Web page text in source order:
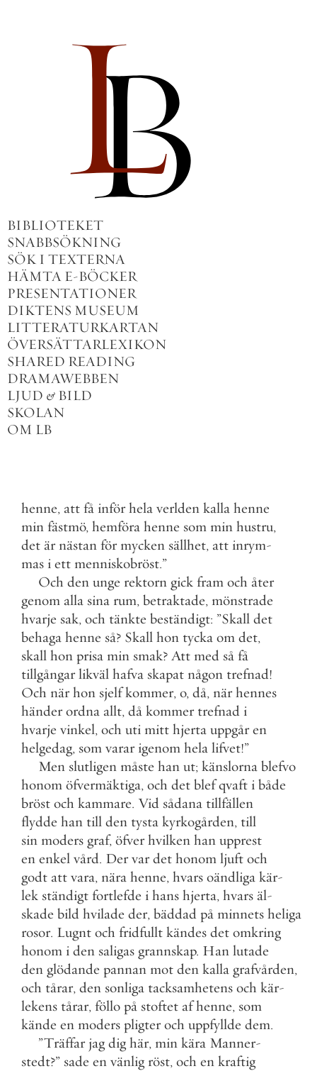
BIBLIOTEKET
SNABBSÖKNING
SÖK I TEXTERNA
HÄMTA E-BÖCKER
PRESENTATIONER
DIKTENS MUSEUM
LITTERATURKARTAN
ÖVERSÄTTARLEXIKON
SHARED READING
DRAMAWEBBEN
LJUD & BILD
SKOLAN
OM LB
henne, att få inför hela verlden kalla henne
min fästmö, hemföra henne som min hustru,
det är nästan för mycken sällhet, att inrym-
mas i ett menniskobröst.”
Och den unge rektorn gick fram och åter
genom alla sina rum, betraktade, mönstrade
hvarje sak, och tänkte beständigt: ”Skall det
behaga henne så? Skall hon tycka om det,
skall hon prisa min smak? Att med så få
tillgångar likväl hafva skapat någon trefnad!
Och när hon sjelf kommer, o, då, när hennes
händer ordna allt, då kommer trefnad i
hvarje vinkel, och uti mitt hjerta uppgår en
helgedag, som varar igenom hela lifvet!”
Men slutligen måste han ut; känslorna blefvo
honom öfvermäktiga, och det blef qvaft i både
bröst och kammare. Vid sådana tillfällen
flydde han till den tysta kyrkogården, till
sin moders graf, öfver hvilken han upprest
en enkel vård. Der var det honom ljuft och
godt att vara, nära henne, hvars oändliga kär-
lek ständigt fortlefde i hans hjerta, hvars äl-
skade bild hvilade der, bäddad på minnets heliga
rosor. Lugnt och fridfullt kändes det omkring
honom i den saligas grannskap. Han lutade
den glödande pannan mot den kalla grafvården,
och tårar, den sonliga tacksamhetens och kär-
lekens tårar, föllo på stoftet af henne, som
kände en moders pligter och uppfyllde dem.
”Träffar jag dig här, min kära Manner-
stedt?” sade en vänlig röst, och en kraftig